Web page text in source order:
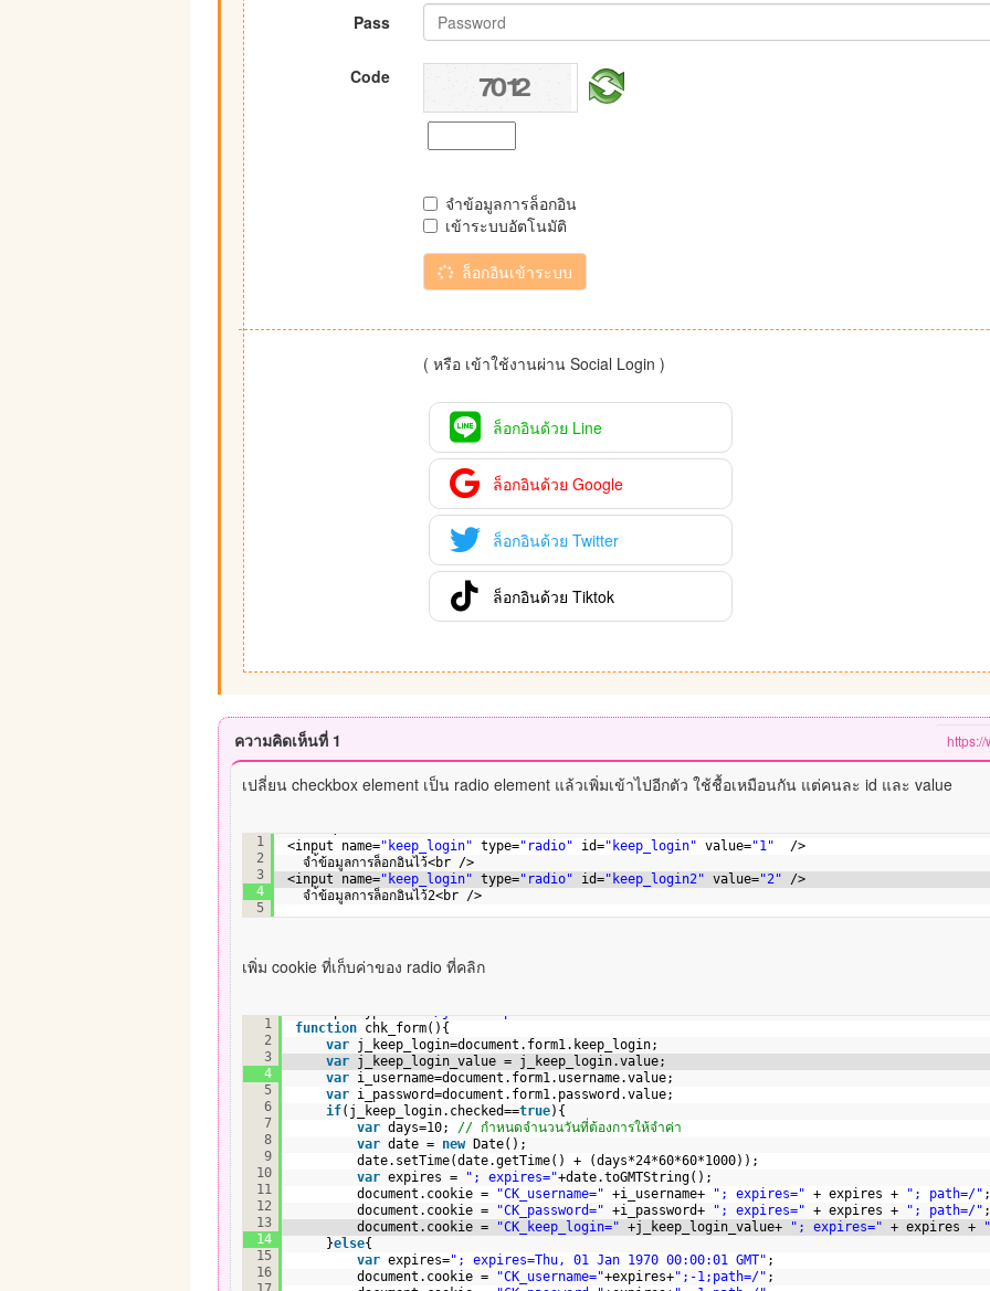
Pass
Code
จำข้อมูลการล็อกอิน
เข้าระบบอัตโนมัติ
ล็อกอินเข้าระบบ
( หรือ เข้าใช้งานผ่าน Social Login )
ล็อกอินด้วย Line
ล็อกอินด้วย Google
ล็อกอินด้วย Twitter
ล็อกอินด้วย Tiktok
ความคิดเห็นที่ 1
เปลี่ยน checkbox element เป็น radio element แล้วเพิ่มเข้าไปอีกตัว ใช้ชื้อเหมือนกัน แต่คนละ id และ value
1
2
3
4
5
<br />
<input name="keep_login" type="radio" id="keep_login" value="1"
/>
จำ้ข้อมูลการล็อกอินไว้<br />
<input name="keep_login" type="radio" id="keep_login2" value="2"
/>
จำ้ข้อมูลการล็อกอินไว้2<br />
เพิ่ม cookie ที่เก็บค่าของ radio ที่คลิก
1
2
3
4
5
6
7
8
9
10
11
12
13
14
15
16
<script type="text/javascript">
function chk_form(){
var j_keep_login=document.form1.keep_login;
var j_keep_login_value = j_keep_login.value;
var i_username=document.form1.username.value;
var i_password=document.form1.password.value;
if(j_keep_login.checked==true){
var days=10; // กำหนดจำนวนวันที่ต้องการให้จำค่า
var date = new
Date();
date.setTime(date.getTime() + (days*24*60*60*1000));
var expires = "; expires="+date.toGMTString();
document.cookie =
"CK_username=" +i_username+ "; expires=" + expires + "; path=/" ;
document.cookie =
"CK_password=" +i_password+ "; expires=" + expires + "; path=/" ;
document.cookie =
"CK_keep_login=" +j_keep_login_value+ "; expires=" + expires +
}else{
var expires="; expires=Thu, 01 Jan 1970 00:00:01 GMT" ;
document.cookie =
"CK_username="+expires+";-1;path=/" ;